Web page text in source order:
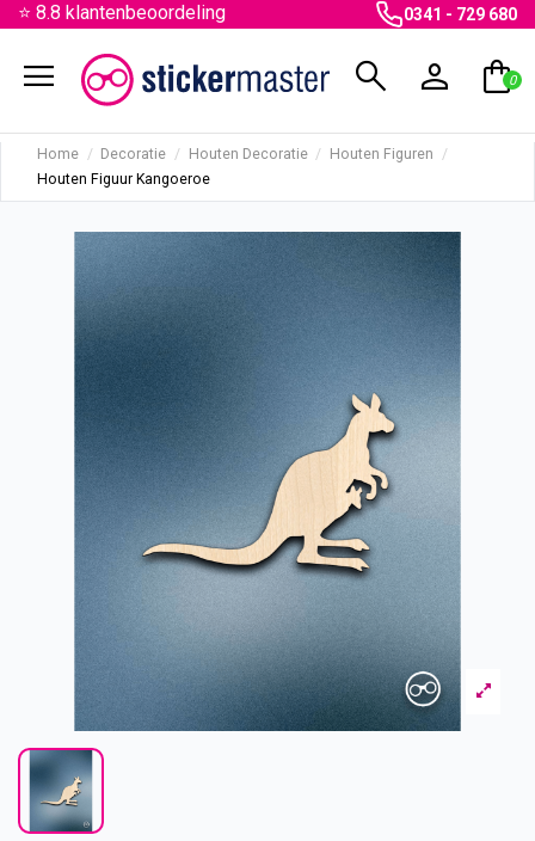
⭐ 8.8 klantenbeoordeling 0341 - 729 680
menu search person shopping_bag
0
Home Decoratie Houten Decoratie
Houten Figuren
Houten Figuur Kangoeroe